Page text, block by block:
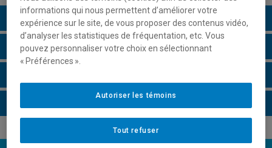
Description du cours
Horaire - Été 2026
informations qui nous permettent d’améliorer votre
expérience sur le site, de vous proposer des contenus vidéo,
d’analyser les statistiques de fréquentation, etc. Vous
pouvez personnaliser votre choix en sélectionnant
« Préférences ».
Tout refuser
Autoriser les témoins